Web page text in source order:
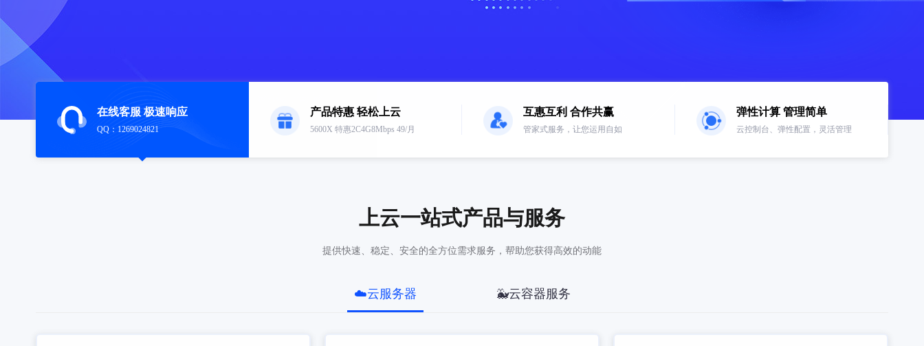
在线客服 极速响应
QQ：1269024821
产品特惠 轻松上云
5600X 特惠2C4G8Mbps 49/月
互惠互利 合作共赢
管家式服务，让您运用自如
弹性计算 管理简单
云控制台、弹性配置，灵活管理
上云一站式产品与服务
提供快速、稳定、安全的全方位需求服务，帮助您获得高效的动能
☁️云服务器 🐳云容器服务